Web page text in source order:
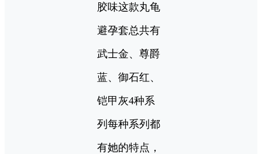
胶味这款丸龟
避孕套总共有
武士金、尊爵
蓝、御石红、
铠甲灰4种系
列每种系列都
有她的特点，